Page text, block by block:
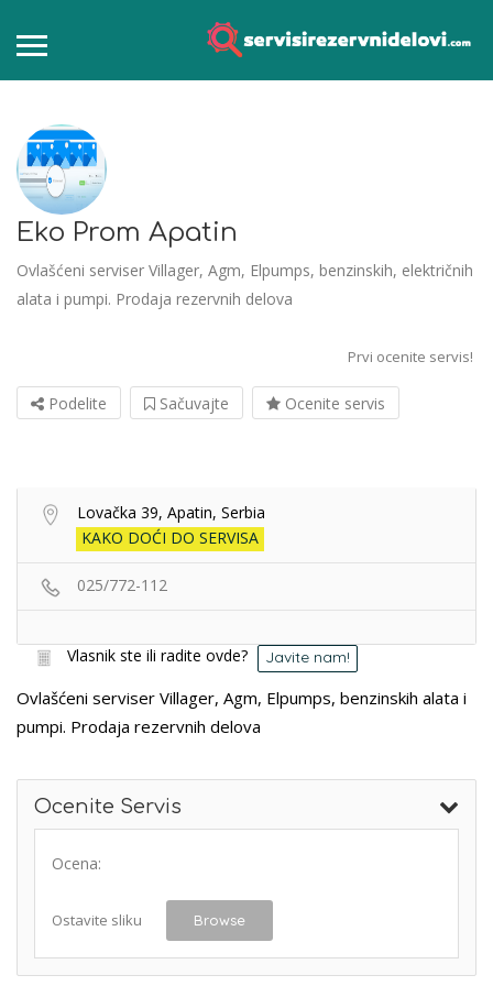
Eko Prom Apatin
Ovlašćeni serviser Villager, Agm, Elpumps, benzinskih, električnih
alata i pumpi. Prodaja rezervnih delova
Prvi ocenite servis!
Podelite Sačuvajte Ocenite servis
Lovačka 39, Apatin, Serbia
KAKO DOĆI DO SERVISA
025/772-112
Vlasnik ste ili radite ovde? Javite nam!
Ovlašćeni serviser Villager, Agm, Elpumps, benzinskih alata i
pumpi. Prodaja rezervnih delova
Ocenite Servis
Ocena:
Ostavite sliku Browse